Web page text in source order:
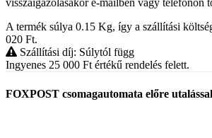
visszaigazolásakor e-mailben vagy telefonon
A termék súlya 0.15 Kg, így a szállítási
020 Ft.
Szállítási díj: Súlytól függ
Ingyenes 25 000 Ft értékű rendelés felett.
FOXPOST csomagautomata előre utalással